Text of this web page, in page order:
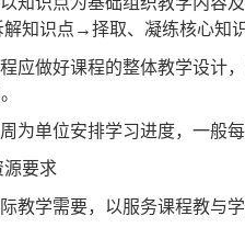
知识点为基础组织教学内容
解知识点→择取、凝练核心知
应做好课程的整体教学设计
为单位安排学习进度，一般
源要求
教学需要，以服务课程教与